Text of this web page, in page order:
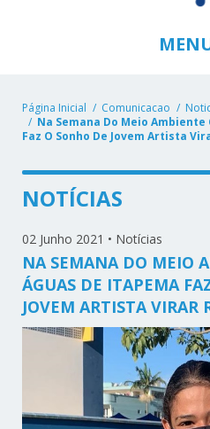
Página Inicial Comunicacao
Na Semana Do Meio
Faz O Sonho De Jovem Artista
NOTÍCIAS
02 Junho 2021 • Notícias
NA SEMANA DO MEIO
ÁGUAS DE ITAPEMA
JOVEM ARTISTA VIRAR